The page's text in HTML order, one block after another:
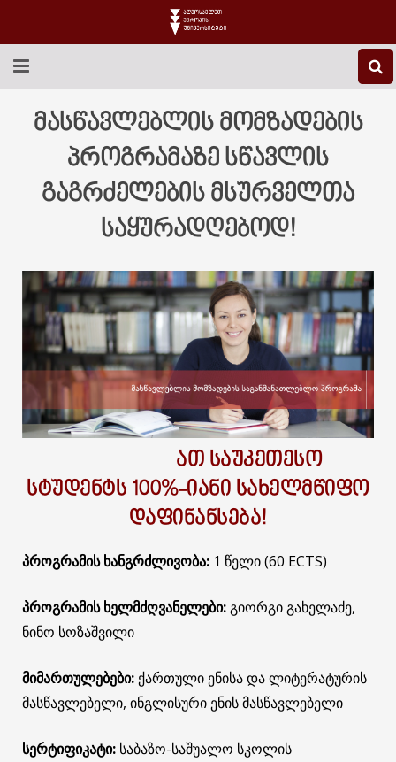
EEU-Ს ᲨᲔᲡᲐᲮᲔᲑ
ᲒᲐᲜᲐᲗᲚᲔᲑᲐ
ᲙᲕᲚᲔᲕᲐ
ᲡᲐᲔᲠᲗᲐᲨᲝᲠᲘᲡᲝ
ᲑᲘᲑᲚᲘᲝᲗᲔᲙᲐ
ᲡᲢᲣᲓᲔᲜᲢᲣᲠᲘ ᲪᲮᲝᲕᲠᲔᲑᲐ
ᲙᲝᲜᲢᲐᲥᲢᲘ
მასწავლებლის მომზადების
პროგრამაზე სწავლის
გაგრძელების მსურველთა
საყურადღებოდ!
ᲐᲗ ᲡᲐᲣᲙᲔᲗᲔᲡᲝ
ᲡᲢᲣᲓᲔᲜᲢᲡ 100%-ᲘᲐᲜᲘ ᲡᲐᲮᲔᲚᲛᲬᲘᲤᲝ
ᲓᲐᲤᲘᲜᲐᲜᲡᲔᲑᲐ!
პროგრამის ხანგრძლივობა: 1 წელი (60 ECTS)
პროგრამის ხელმძღვანელები:გიორგი გახელაძე,
ნინო სოზაშვილი
მიმართულებები: ქართული ენისა და ლიტერატურის
მასწავლებელი, ინგლისური ენის მასწავლებელი
სერტიფიკატი: საბაზო-საშუალო სკოლის